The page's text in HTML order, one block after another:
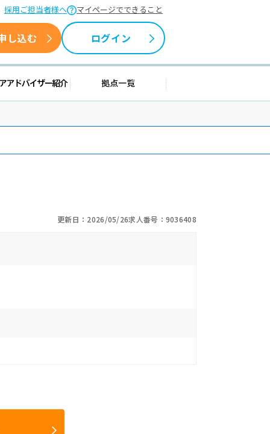
採用ご担当者様へ マイページでできること
し込む ログイン
報 キャリアアドバイザー紹介 拠点一覧
更新日：2026/05/26求人番号：9036408